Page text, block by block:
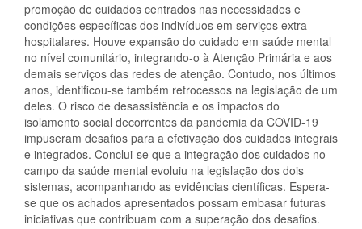
promoção de cuidados centrados nas necessidades e
condições específicas dos indivíduos em serviços extra-
hospitalares. Houve expansão do cuidado em saúde mental
no nível comunitário, integrando-o à Atenção Primária e aos
demais serviços das redes de atenção. Contudo, nos últimos
anos, identificou-se também retrocessos na legislação de um
deles. O risco de desassistência e os impactos do
isolamento social decorrentes da pandemia da COVID-19
impuseram desafios para a efetivação dos cuidados integrais
e integrados. Conclui-se que a integração dos cuidados no
campo da saúde mental evoluiu na legislação dos dois
sistemas, acompanhando as evidências científicas. Espera-
se que os achados apresentados possam embasar futuras
iniciativas que contribuam com a superação dos desafios.